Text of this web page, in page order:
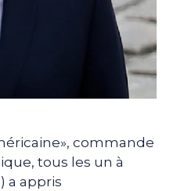
commande
tous les un à
a appris